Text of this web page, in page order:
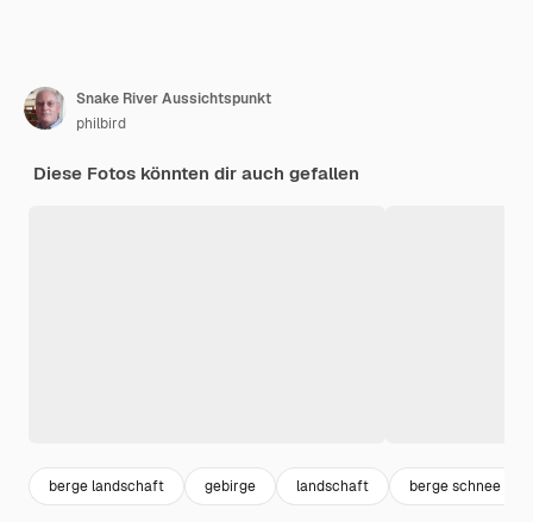
Snake River Aussichtspunkt
philbird
Diese Fotos könnten dir auch gefallen
berge landschaft gebirge landschaft berge schnee